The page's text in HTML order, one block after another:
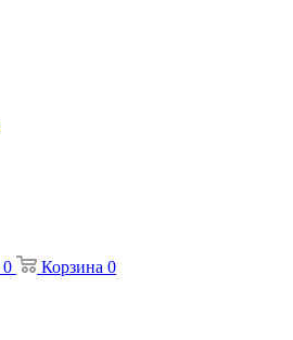
0 Корзина 0